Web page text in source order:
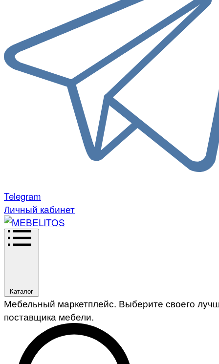
Telegram
Личный кабинет
Каталог
Мебельный маркетплейс. Выберите своего
поставщика мебели.